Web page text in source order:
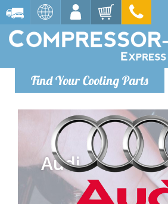
Find Your Cooling Parts
Audi